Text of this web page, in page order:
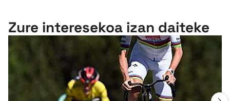
Zure interesekoa izan daiteke